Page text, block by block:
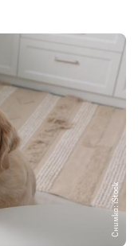
Снимка: iStock